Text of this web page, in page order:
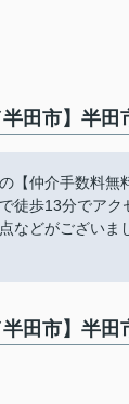
半田市】半
【仲介手数料
徒歩13分でア
などがござい
半田市】半